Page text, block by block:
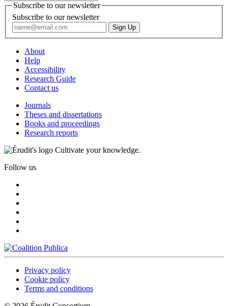
Subscribe to our newsletter
Subscribe to our newsletter
About
Help
Accessibility
Research Guide
Contact us
Journals
Theses and dissertations
Books and proceedings
Research reports
Cultivate your knowledge.
Follow us
Privacy policy
Cookie policy
Terms and conditions